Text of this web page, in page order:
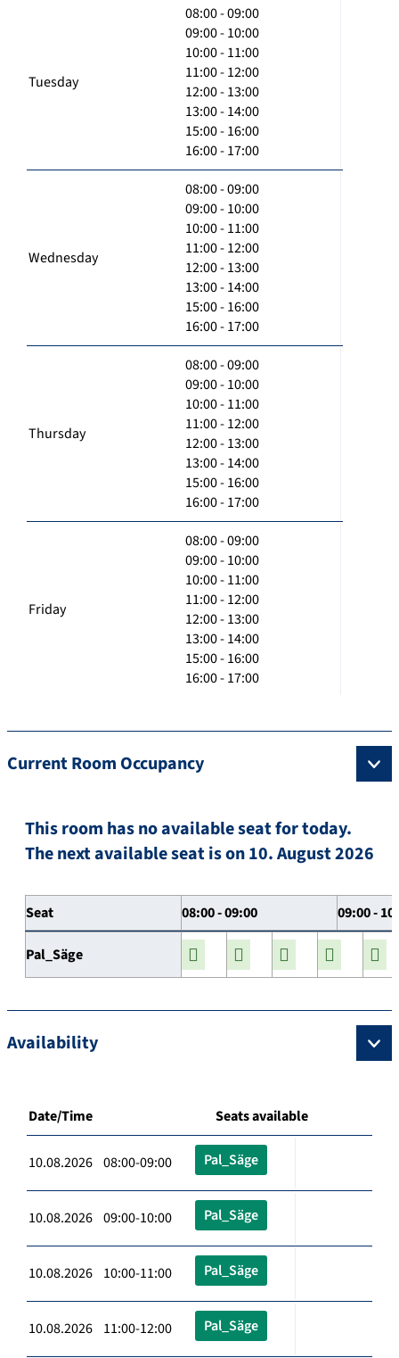
Tuesday
08:00 - 09:00
09:00 - 10:00
10:00 - 11:00
11:00 - 12:00
12:00 - 13:00
13:00 - 14:00
15:00 - 16:00
16:00 - 17:00
Wednesday
08:00 - 09:00
09:00 - 10:00
10:00 - 11:00
11:00 - 12:00
12:00 - 13:00
13:00 - 14:00
15:00 - 16:00
16:00 - 17:00
Thursday
08:00 - 09:00
09:00 - 10:00
10:00 - 11:00
11:00 - 12:00
12:00 - 13:00
13:00 - 14:00
15:00 - 16:00
16:00 - 17:00
Friday
08:00 - 09:00
09:00 - 10:00
10:00 - 11:00
11:00 - 12:00
12:00 - 13:00
13:00 - 14:00
15:00 - 16:00
16:00 - 17:00
Current Room Occupancy
This room has no available seat for today.
The next available seat is on 10. August 2026
Seat 08:00 - 09:00 09:00 -
Pal_Säge
Availability
Date/Time Seats available
10.08.2026 08:00-09:00 Pal_Säge
10.08.2026 09:00-10:00 Pal_Säge
10.08.2026 10:00-11:00 Pal_Säge
10.08.2026 11:00-12:00 Pal_Säge